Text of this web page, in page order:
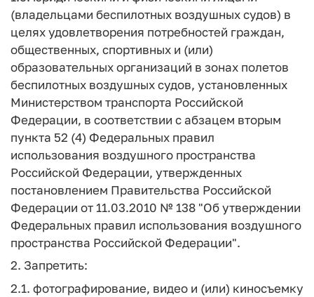
(владельцами беспилотных воздушных судов) в
целях удовлетворения потребностей граждан,
общественных, спортивных и (или)
образовательных организаций в зонах полетов
беспилотных воздушных судов, установленных
Министерством транспорта Российской
Федерации, в соответствии с абзацем вторым
пункта 52 (4) Федеральных правил
использования воздушного пространства
Российской Федерации, утвержденных
постановлением Правительства Российской
Федерации от 11.03.2010 № 138 "Об утверждении
Федеральных правил использования воздушного
пространства Российской Федерации".
2. Запретить:
2.1. фотографирование, видео и (или) киносъемку